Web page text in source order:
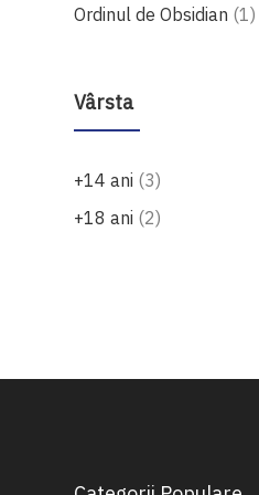
Ordinul de Obsidian 1
Vârsta
+14 ani 3produse
+18 ani 2produse